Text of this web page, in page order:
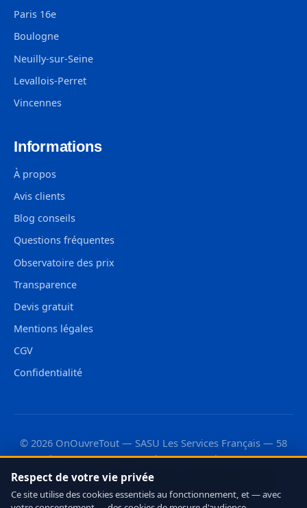
Paris 16e
Boulogne
Neuilly-sur-Seine
Levallois-Perret
Vincennes
Informations
À propos
Avis clients
Blog conseils
Questions fréquentes
Observatoire des prix
Transparence
Devis gratuit
Mentions légales
CGV
Confidentialité
© 2026 OnOuvreTout — SASU Les Services Français — 58
rue de Monceau, 75008 Paris — RCS Paris 987 733 110
Découvrez aussi : OnLeveTout
OnDeRatiseTout · CleanMonAppart
Respect de votre vie privée
Ce site utilise des cookies essentiels au fonctionnement, et — avec